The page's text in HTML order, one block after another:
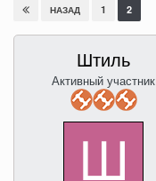
НАЗАД 1 2
Штиль
Активный участник